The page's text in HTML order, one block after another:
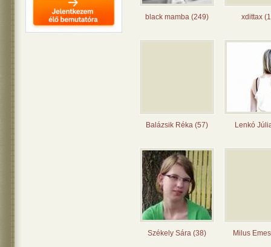
black mamba (249) xdittax
Balázsik Réka (57) Lenkó
Székely Sára (38) Milus